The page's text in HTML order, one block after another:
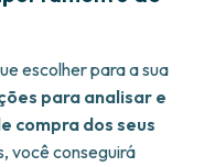
escolher para a sua
para analisar e
compra dos seus
você conseguirá